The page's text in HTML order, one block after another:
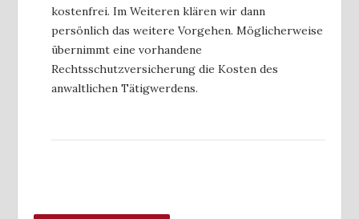
kostenfrei. Im Weiteren klären wir dann
persönlich das weitere Vorgehen. Möglicherweise
übernimmt eine vorhandene
Rechtsschutzversicherung die Kosten des
anwaltlichen Tätigwerdens.